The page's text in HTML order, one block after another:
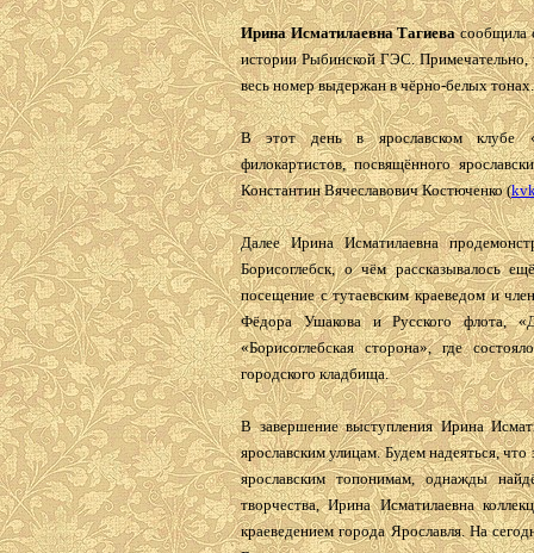
Ирина Исматилаевна Тагиевасообщила
истории Рыбинской ГЭС. Примечательно,
весь номер выдержан в чёрно-белых тонах.
В этот день в ярославском клубе
филокартистов, посвящённого
Константин Вячеславович Костюченко (
Далее Ирина Исматилаевна
Борисоглебск, о чём рассказывалось
посещение с тутаевским краеведом и
Фёдора Ушакова и Русского флота,
«Борисоглебская сторона», где
городского кладбища.
В завершение выступления Ирина
ярославским улицам. Будем надеяться,
ярославским топонимам, однажды
творчества, Ирина Исматилаевна
краеведением города Ярославля. На